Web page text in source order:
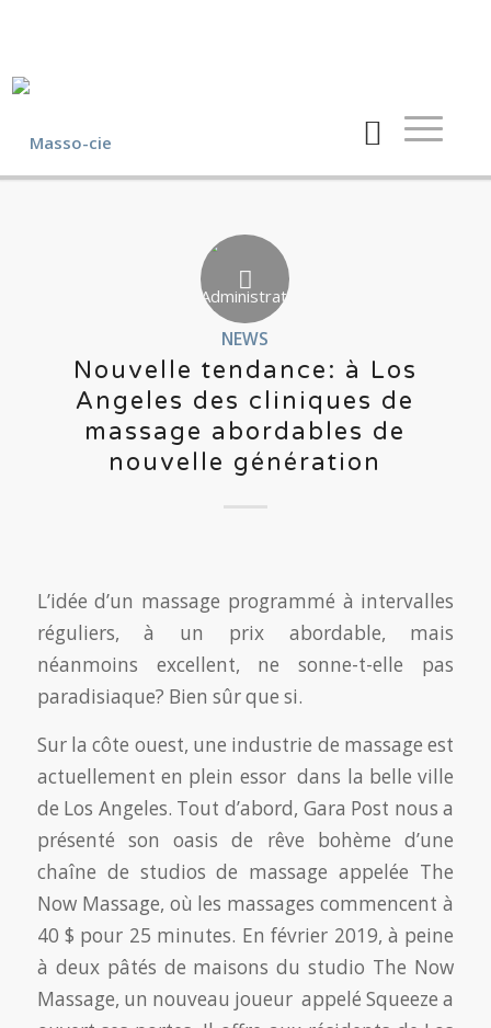
NEWS
Nouvelle tendance: à Los
Angeles des cliniques de
massage abordables de
nouvelle génération
L’idée d’un massage programmé à intervalles
réguliers, à un prix abordable, mais
néanmoins excellent, ne sonne-t-elle pas
paradisiaque? Bien sûr que si.
Sur la côte ouest, une industrie de massage est
actuellement en plein essor dans la belle ville
de Los Angeles. Tout d’abord, Gara Post nous a
présenté son oasis de rêve bohème d’une
chaîne de studios de massage appelée The
Now Massage, où les massages commencent à
40 $ pour 25 minutes. En février 2019, à peine
à deux pâtés de maisons du studio The Now
Massage, un nouveau joueur appelé Squeeze a